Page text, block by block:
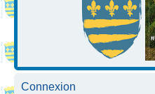
Connexion